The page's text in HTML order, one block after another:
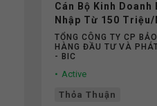
Cán Bộ Kinh Doanh
Nhập Từ 150 Triệu/
Cứng Không Phụ
TỔNG CÔNG TY CP
HÀNG ĐẦU TƯ VÀ
- BIC
Active
Thỏa Thuận